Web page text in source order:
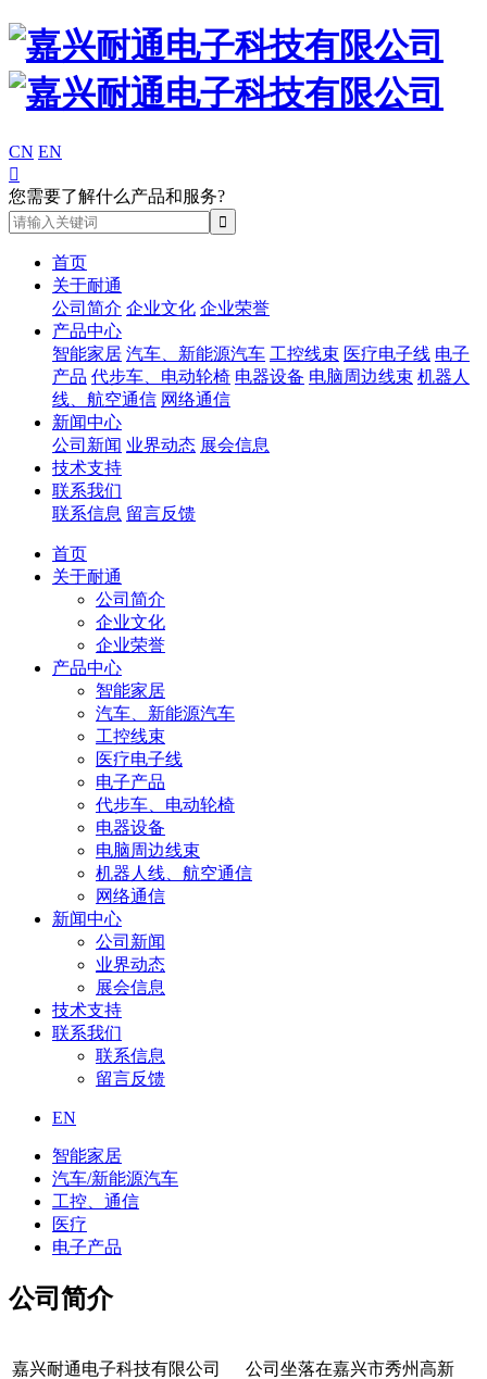
CN EN

您需要了解什么产品和服务?
首页
关于耐通
公司简介 企业文化 企业荣誉
产品中心
智能家居 汽车、新能源汽车 工控线束 医疗电子线 电子
产品 代步车、电动轮椅 电器设备 电脑周边线束 机器人
线、航空通信 网络通信
新闻中心
公司新闻 业界动态 展会信息
技术支持
联系我们
联系信息 留言反馈
首页
关于耐通
公司简介
企业文化
企业荣誉
产品中心
智能家居
汽车、新能源汽车
工控线束
医疗电子线
电子产品
代步车、电动轮椅
电器设备
电脑周边线束
机器人线、航空通信
网络通信
新闻中心
公司新闻
业界动态
展会信息
技术支持
联系我们
联系信息
留言反馈
EN
智能家居
汽车/新能源汽车
工控、通信
医疗
电子产品
公司简介
嘉兴耐通电子科技有限公司
公司坐落在嘉兴市秀州高新